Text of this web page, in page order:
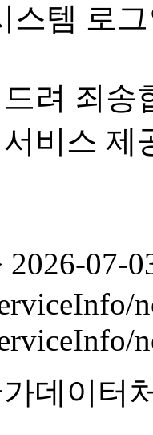
스템 로
려 죄송
비스 제
2026-07-
데이터